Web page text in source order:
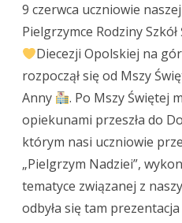
Szkół
Świętego
Jana
Pawła
II
9 czerwca uczniowie
Pielgrzymce Rodziny Szkół
Diecezji Opolskiej na
rozpoczął się od Mszy
Anny
. Po Mszy Świętej
opiekunami przeszła do
którym nasi uczniowie
„Pielgrzym Nadziei”,
tematyce związanej z
odbyła się tam